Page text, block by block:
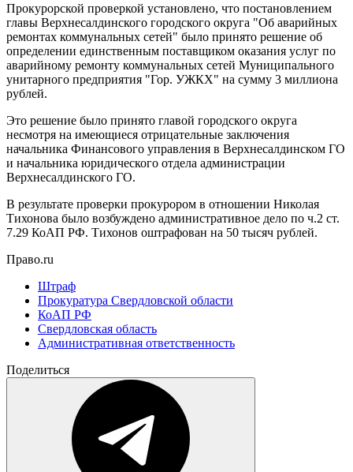
Прокурорской проверкой установлено, что постановлением
главы Верхнесалдинского городского округа "Об аварийных
ремонтах коммунальных сетей" было принято решение об
определении единственным поставщиком оказания услуг по
аварийному ремонту коммунальных сетей Муниципального
унитарного предприятия "Гор. УЖКХ" на сумму 3 миллиона
рублей.
Это решение было принято главой городского округа
несмотря на имеющиеся отрицательные заключения
начальника Финансового управления в Верхнесалдинском ГО
и начальника юридического отдела администрации
Верхнесалдинского ГО.
В результате проверки прокурором в отношении Николая
Тихонова было возбуждено административное дело по ч.2 ст.
7.29 КоАП РФ. Тихонов оштрафован на 50 тысяч рублей.
Право.ru
Штраф
Прокуратура Свердловской области
КоАП РФ
Свердловская область
Административная ответственность
Поделиться